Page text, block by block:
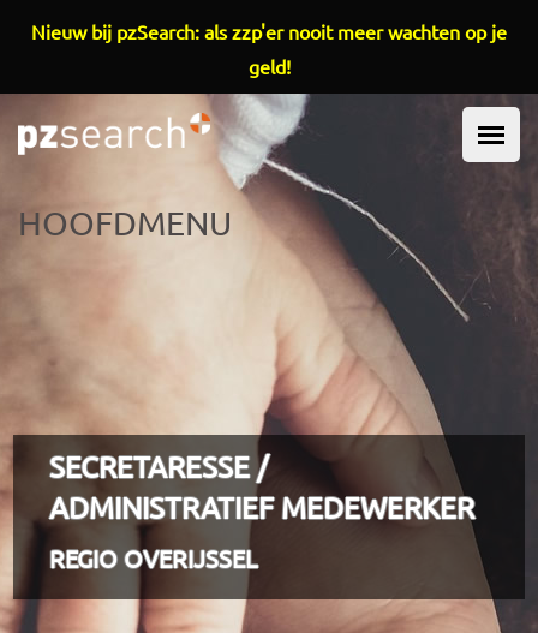
Overslaan en naar de inhoud gaan
HOOFDMENU
SECRETARESSE /
ADMINISTRATIEF MEDEWERKER
REGIO OVERIJSSEL
Nieuw bij pzSearch: als zzp'er nooit meer wachten op je
geld!